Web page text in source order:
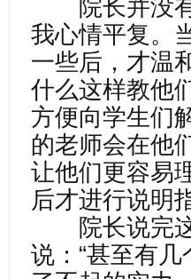
院长并没有
我心情平复。
一些后，才温
什么这样教他
方便向学生们
的老师会在他
让他们更容易
后才进行说明
院长说完这
说：“甚至有